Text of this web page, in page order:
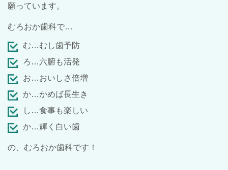
願っています。
むろおか歯科で…
む…むし歯予防
ろ…六腑も活発
お…おいしさ倍増
か…かめば長生き
し…食事も楽しい
か…輝く白い歯
の、むろおか歯科です！